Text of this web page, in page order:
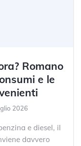
Romano
e le
2026
e diesel, il
davvero